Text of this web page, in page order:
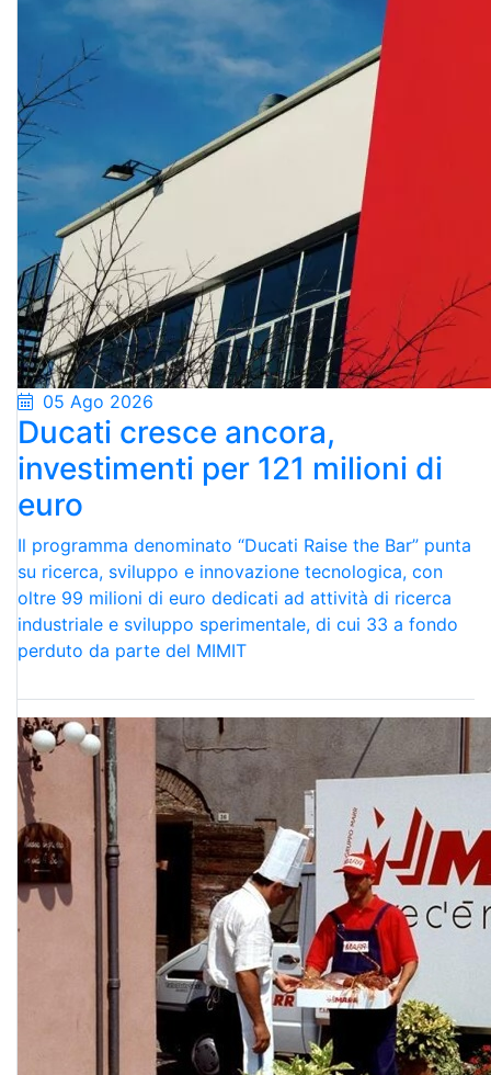
05 Ago 2026
Ducati cresce ancora,
investimenti per 121 milioni di
euro
Il programma denominato “Ducati Raise the Bar” punta
su ricerca, sviluppo e innovazione tecnologica, con
oltre 99 milioni di euro dedicati ad attività di ricerca
industriale e sviluppo sperimentale, di cui 33 a fondo
perduto da parte del MIMIT